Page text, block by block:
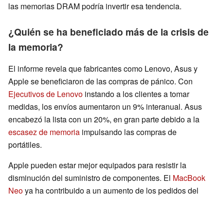
las memorias DRAM podría invertir esa tendencia.
¿Quién se ha beneficiado más de la crisis de
la memoria?
El informe revela que fabricantes como Lenovo, Asus y
Apple se beneficiaron de las compras de pánico. Con
Ejecutivos de Lenovo instando a los clientes a tomar
medidas, los envíos aumentaron un 9% interanual. Asus
encabezó la lista con un 20%, en gran parte debido a la
escasez de memoria impulsando las compras de
portátiles.
Apple pueden estar mejor equipados para resistir la
disminución del suministro de componentes. El MacBook
Neoya ha contribuido a un aumento de los pedidos del